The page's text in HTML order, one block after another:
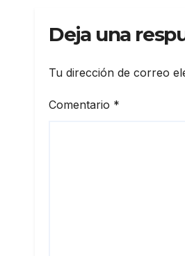
Deja una
Tu dirección de correo
Comentario *